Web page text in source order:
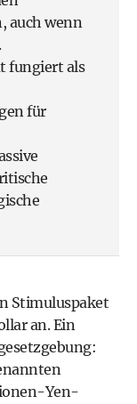
auch wenn
fungiert als
für
Stimuluspaket
an. Ein
Yen-